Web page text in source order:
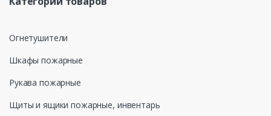
Огнетушители
Шкафы пожарные
Рукава пожарные
Щиты и ящики пожарные, инвентарь